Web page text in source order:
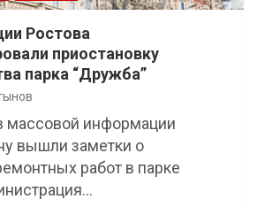
Ростова
приостановку
парка “Дружба”
массовой информации
вышли заметки о
работ в парке